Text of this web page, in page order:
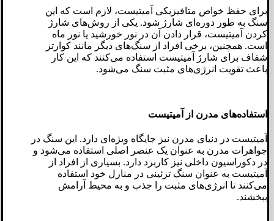
برای حفظ خواص متافیزیکی آمیتیست، لازم است که این
سنگ به طور دوره‌ای شارژ شود. یکی از روش‌های شارژ
کردن آمیتیست، قرار دادن آن در نور خورشید یا نور ماه
است. همچنین، برخی افراد از سنگ‌های دیگر مانند کوارتز
شفاف برای شارژ آمیتیست استفاده می‌کنند که این کار
باعث تقویت انرژی‌های مثبت سنگ می‌شود.
استفاده‌های مدرن از آمیتیست
آمیتیست در دنیای مدرن نیز جایگاه ویژه‌ای دارد. این سنگ در
جواهرات مدرن به عنوان یک عنصر اصلی استفاده می‌شود و
در دکوراسیون داخلی نیز کاربرد دارد. بسیاری از افراد از
آمیتیست به عنوان سنگ تزئینی در منازل خود استفاده
می‌کنند تا انرژی‌های مثبت را جذب و به محیط آرامش
ببخشند.